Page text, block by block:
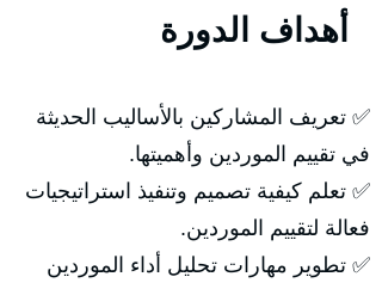
✅ تعريف المشاركين بالأساليب الحديثة
في تقييم الموردين وأهميتها.
✅ تعلم كيفية تصميم وتنفيذ استراتيجيات
فعالة لتقييم الموردين.
✅ تطوير مهارات تحليل أداء الموردين